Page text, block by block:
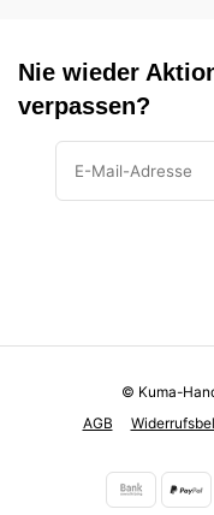
Nie wieder
verpassen?
AGB
© Kuma-